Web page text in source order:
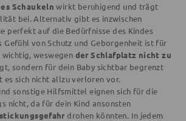
Schaukeln wirkt beruhigend und trägt
bei. Alternativ gibt es inzwischen
perfekt auf die Bedürfnisse des Kindes
Gefühl von Schutz und Geborgenheit ist für
weswegen der Schlafplatz nicht zu
sondern für dein Baby sichtbar begrenzt
es sich nicht allzu verloren vor.
sonstige Hilfsmittel eignen sich für die
nicht, da für dein Kind ansonsten
drohen könnten. In jedem